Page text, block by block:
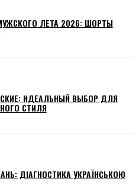
ЛЕТА 2026: ШОРТЫ
ИДЕАЛЬНЫЙ ВЫБОР ДЛЯ
СТИЛЯ
ДІАГНОСТИКА УКРАЇНСЬКОЮ